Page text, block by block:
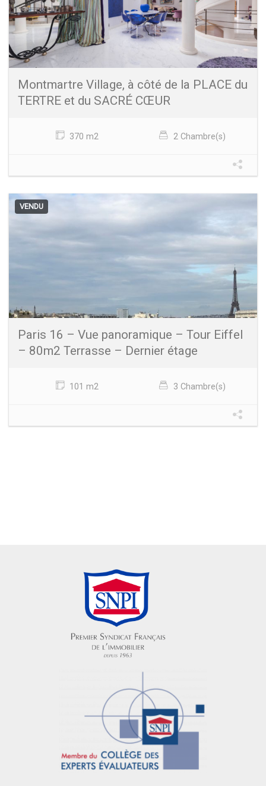
Montmartre Village, à côté de la PLACE du
TERTRE et du SACRÉ CŒUR
370 m2 2 Chambre(s)
VENDU
Paris 16 – Vue panoramique – Tour Eiffel
– 80m2 Terrasse – Dernier étage
101 m2 3 Chambre(s)